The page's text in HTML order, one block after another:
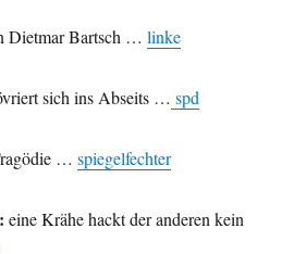
Dietmar Bartsch …linke
sich ins Abseits … spd
…spiegelfechter
eine Krähe hackt der anderen kein